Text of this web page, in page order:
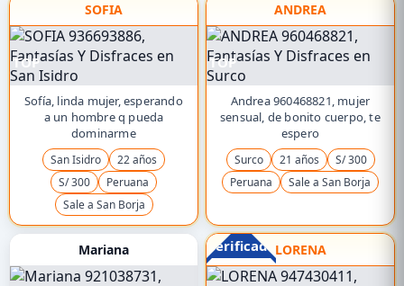
SOFIA
TOP
Sofía, linda mujer, esperando
a un hombre q pueda
dominarme
San Isidro
22 años
S/ 300
Peruana
Sale a San Borja
ANDREA
TOP
Andrea 960468821, mujer
sensual, de bonito cuerpo, te
espero
Surco 21 años
S/ 300
Peruana
Sale a San Borja
Mariana Verificado LORENA